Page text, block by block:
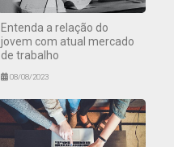
Entenda a relação do
jovem com atual mercado
de trabalho
08/08/2023